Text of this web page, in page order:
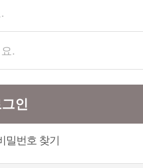
인
밀번호 찾기